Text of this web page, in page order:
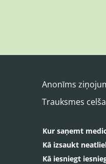
Anonīms
Trauksmes
Kur saņemt
Kā izsaukt
Kā iesniegt